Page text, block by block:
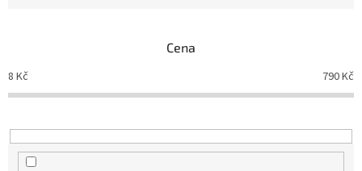
o
d
k
t
Cena
8 Kč 790Kč